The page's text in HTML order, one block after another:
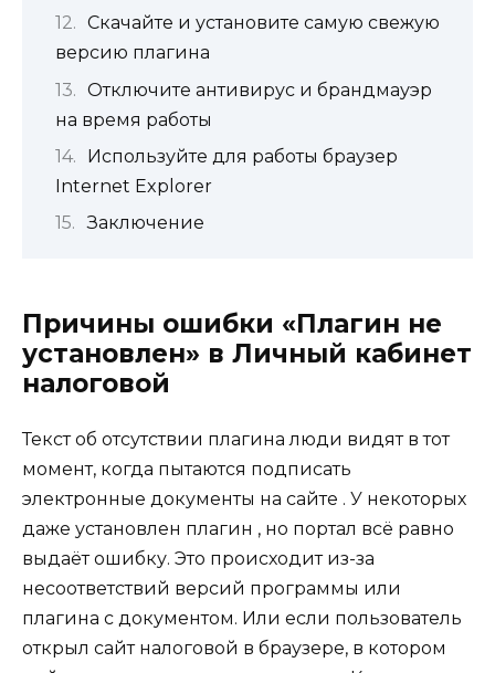
Скачайте и установите самую свежую
версию плагина
Отключите антивирус и брандмауэр
на время работы
Используйте для работы браузер
Internet Explorer
Заключение
Причины ошибки «Плагин не
установлен» в Личный кабинет
налоговой
Текст об отсутствии плагина люди видят в тот
момент, когда пытаются подписать
электронные документы на сайте . У некоторых
даже установлен плагин , но портал всё равно
выдаёт ошибку. Это происходит из-за
несоответствий версий программы или
плагина с документом. Или если пользователь
открыл сайт налоговой в браузере, в котором